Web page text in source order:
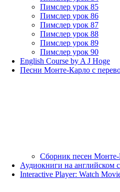
Пимслер урок 85
Пимслер урок 86
Пимслер урок 87
Пимслер урок 88
Пимслер урок 89
Пимслер урок 90
English Course by A J Hoge
Песни Монте-Карло с
Сборник песен Монте-
Аудиокниги на английском
Interactive Player: Watch